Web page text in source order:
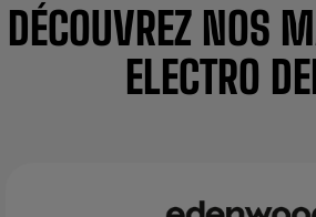
DÉCOUVREZ NOS
ELECTRO